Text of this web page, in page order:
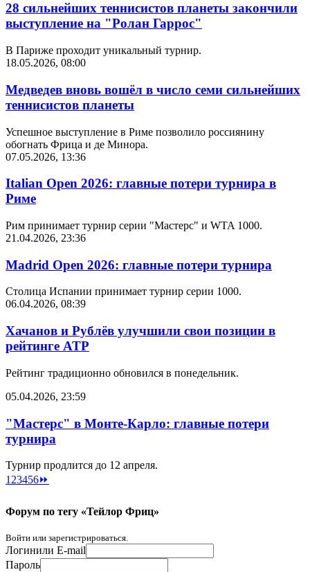
28 сильнейших теннисистов планеты закончили
выступление на "Ролан Гаррос"
В Париже проходит уникальный турнир.
18.05.2026, 08:00
Медведев вновь вошёл в число семи сильнейших
теннисистов планеты
Успешное выступление в Риме позволило россиянину
обогнать Фрица и де Минора.
07.05.2026, 13:36
Italian Open 2026: главные потери турнира в
Риме
Рим принимает турнир серии "Мастерс" и WTA 1000.
21.04.2026, 23:36
Madrid Open 2026: главные потери турнира
Столица Испании принимает турнир серии 1000.
06.04.2026, 08:39
Хачанов и Рублёв улучшили свои позиции в
рейтинге ATP
Рейтинг традиционно обновился в понедельник.
05.04.2026, 23:59
"Мастерс" в Монте-Карло: главные потери
турнира
Турнир продлится до 12 апреля.
1 23456⏩
Форум по тегу «Тейлор Фриц»
Войти или зарегистрироваться.
Логинили E-mail
Пароль